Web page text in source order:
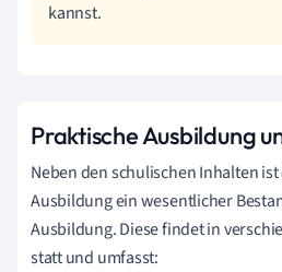
kannst.
Praktische Ausbildung
Neben den schulischen Inhalten
Ausbildung ein wesentlicher
Ausbildung. Diese findet in
statt und umfasst: